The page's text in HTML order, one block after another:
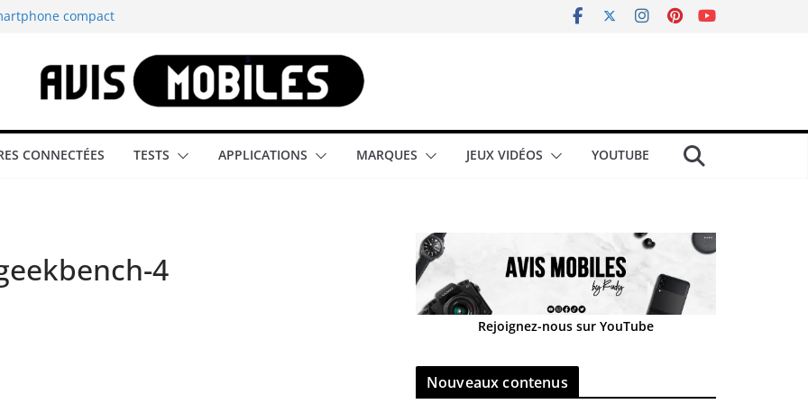
compact
tous les
smartphone
CONNECTÉES TESTS APPLICATIONS MARQUES JEUX VIDÉOS YOUTUBE
4
Rejoignez-nous sur YouTube
Nouveaux contenus